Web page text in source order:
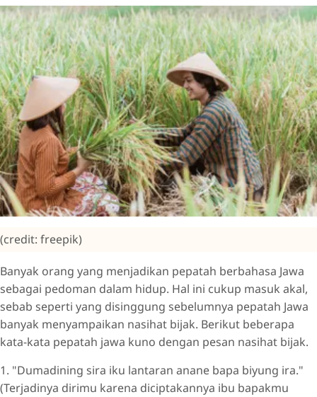
(credit: freepik)
Banyak orang yang menjadikan pepatah berbahasa Jawa
sebagai pedoman dalam hidup. Hal ini cukup masuk akal,
sebab seperti yang disinggung sebelumnya pepatah Jawa
banyak menyampaikan nasihat bijak. Berikut beberapa
kata-kata pepatah jawa kuno dengan pesan nasihat bijak.
1. "Dumadining sira iku lantaran anane bapa biyung ira."
(Terjadinya dirimu karena diciptakannya ibu bapakmu